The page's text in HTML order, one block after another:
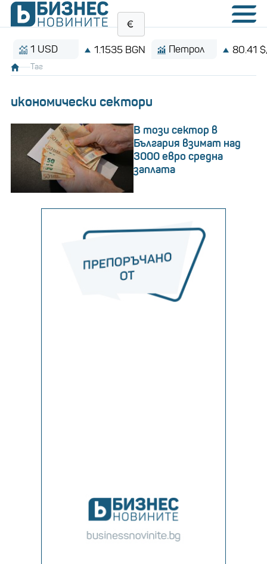
USD 1.1535 BGN Петрол 80.41 $/барел
Таг
икономически сектори
В този сектор в
България взимат над
3000 евро средна
заплата